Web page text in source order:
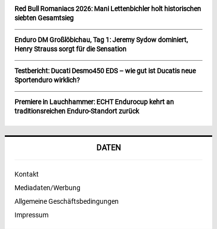
Red Bull Romaniacs 2026: Mani Lettenbichler holt historischen
siebten Gesamtsieg
Enduro DM Großlöbichau, Tag 1: Jeremy Sydow dominiert,
Henry Strauss sorgt für die Sensation
Testbericht: Ducati Desmo450 EDS – wie gut ist Ducatis neue
Sportenduro wirklich?
Premiere in Lauchhammer: ECHT Endurocup kehrt an
traditionsreichen Enduro-Standort zurück
DATEN
Kontakt
Mediadaten/Werbung
Allgemeine Geschäftsbedingungen
Impressum